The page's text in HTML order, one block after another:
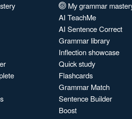
My grammar
AI TeachMe
AI Sentence Correct
Grammar library
Inflection showcase
Quick study
Flashcards
Grammar Match
Sentence Builder
Boost